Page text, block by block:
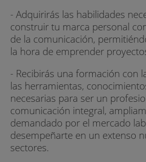
- Adquirirás las habilidades
construir tu marca personal
de la comunicación,
la hora de emprender
- Recibirás una formación con
las herramientas,
necesarias para ser un
comunicación integral,
demandado por el mercado
desempeñarte en un extenso
sectores.